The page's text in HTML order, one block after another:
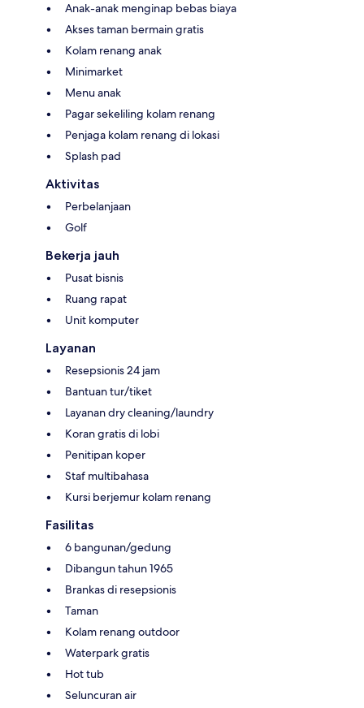
Anak-anak menginap bebas biaya
Akses taman bermain gratis
Kolam renang anak
Minimarket
Menu anak
Pagar sekeliling kolam renang
Penjaga kolam renang di lokasi
Splash pad
Aktivitas
Perbelanjaan
Golf
Bekerja jauh
Pusat bisnis
Ruang rapat
Unit komputer
Layanan
Resepsionis 24 jam
Bantuan tur/tiket
Layanan dry cleaning/laundry
Koran gratis di lobi
Penitipan koper
Staf multibahasa
Kursi berjemur kolam renang
Fasilitas
6 bangunan/gedung
Dibangun tahun 1965
Brankas di resepsionis
Taman
Kolam renang outdoor
Waterpark gratis
Hot tub
Seluncuran air